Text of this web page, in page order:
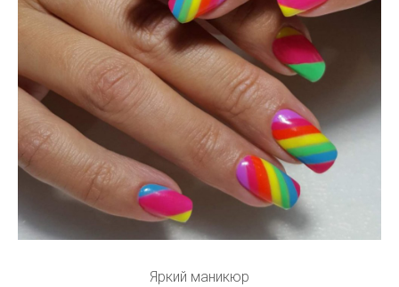
Яркий маникюр